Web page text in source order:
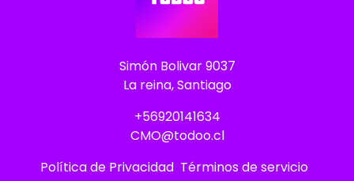
Simón Bolivar 9037
La reina, Santiago
+56920141634
CMO@todoo.cl
Política de Privacidad Términos de servicio